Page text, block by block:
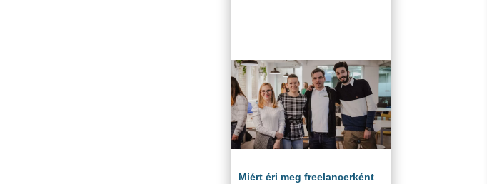
Miért éri meg freelancerként